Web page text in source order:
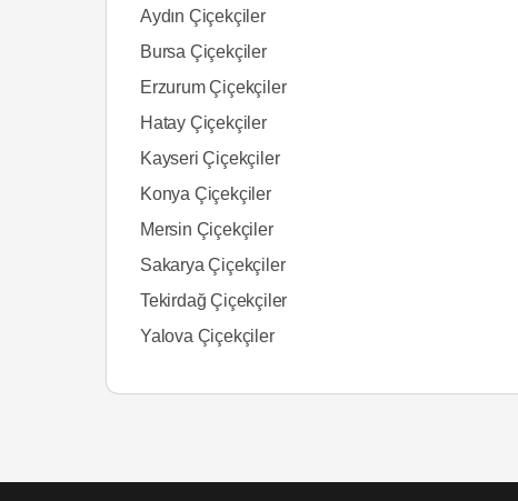
Aydın Çiçekçiler
Bursa Çiçekçiler
Erzurum Çiçekçiler
Hatay Çiçekçiler
Kayseri Çiçekçiler
Konya Çiçekçiler
Mersin Çiçekçiler
Sakarya Çiçekçiler
Tekirdağ Çiçekçiler
Yalova Çiçekçiler